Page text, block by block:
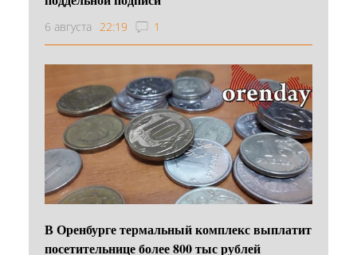
6 августа 22:19 1
В Оренбурге термальный комплекс выплатит
посетительнице более 800 тыс рублей